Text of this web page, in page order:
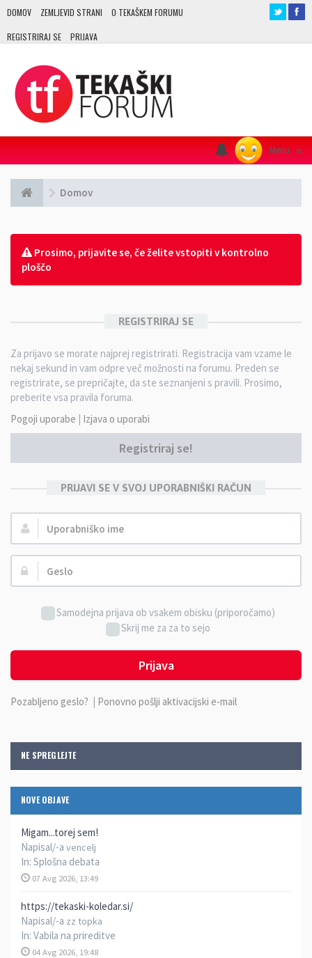
DOMOV ZEMLJEVID STRANI O TEKAŠKEM FORUMU
REGISTRIRAJ SE PRIJAVA
Menu ≡
Domov
NE SPREGLEJTE
NOVE OBJAVE
Migam...torej sem!
Napisal/-a vencelj
In: Splošna debata
07 Avg 2026, 13:49
https://tekaski-koledar.si/
Napisal/-a zz topka
In: Vabila na prireditve
04 Avg 2026, 19:48
Prosimo, prijavite se, če želite vstopiti v kontrolno
ploščo
REGISTRIRAJ SE
Za prijavo se morate najprej registrirati. Registracija vam vzame le
nekaj sekund in vam odpre več možnosti na forumu. Preden se
registrirate, se prepričajte, da ste seznanjeni s pravili. Prosimo,
preberite vsa pravila foruma.
Pogoji uporabe | Izjava o uporabi
Registriraj se!
PRIJAVI SE V SVOJ UPORABNIŠKI RAČUN
Uporabniško
ime:
Geslo:
Samodejna prijava ob vsakem obisku (priporočamo)
Skrij me za za to sejo
Prijava
Pozabljeno geslo? | Ponovno pošlji aktivacijski e-mail